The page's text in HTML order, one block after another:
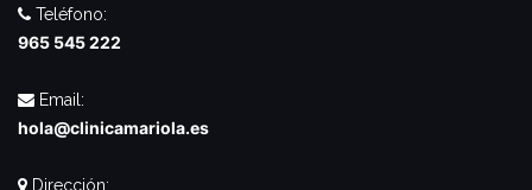
Teléfono:
965 545 222
Email:
hola@clinicamariola.es
Dirección: